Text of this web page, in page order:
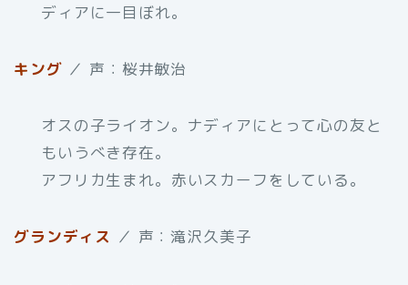
ディアに一目ぼれ。
キング ／ 声：桜井敏治
オスの子ライオン。ナディアにとって心の友と
もいうべき存在。
アフリカ生まれ。赤いスカーフをしている。
グランディス ／ 声：滝沢久美子